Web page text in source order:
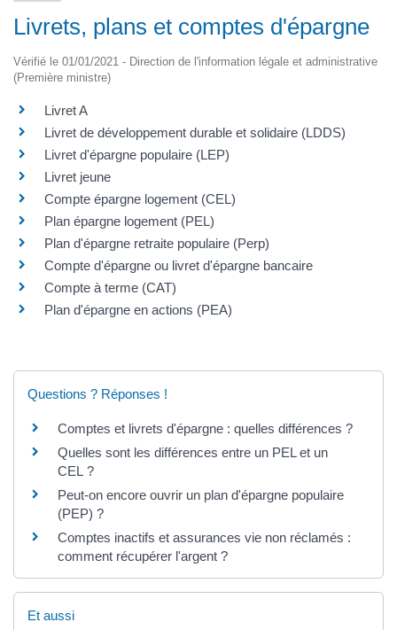
Livrets, plans et comptes d'épargne
Vérifié le 01/01/2021 - Direction de l'information légale et administrative
(Première ministre)
Livret A
Livret de développement durable et solidaire (LDDS)
Livret d'épargne populaire (LEP)
Livret jeune
Compte épargne logement (CEL)
Plan épargne logement (PEL)
Plan d'épargne retraite populaire (Perp)
Compte d'épargne ou livret d'épargne bancaire
Compte à terme (CAT)
Plan d'épargne en actions (PEA)
Questions ? Réponses !
Comptes et livrets d'épargne : quelles différences ?
Quelles sont les différences entre un PEL et un
CEL ?
Peut-on encore ouvrir un plan d'épargne populaire
(PEP) ?
Comptes inactifs et assurances vie non réclamés :
comment récupérer l'argent ?
Et aussi